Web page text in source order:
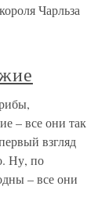
Чарльза
– все они так
взгляд
Ну, по
– все они